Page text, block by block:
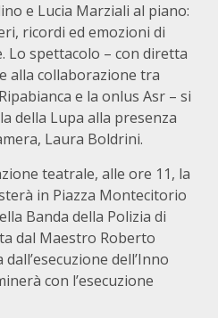
e Lucia Marziali al piano:
ricordi ed emozioni di
Lo spettacolo – con diretta
alla collaborazione tra
e la onlus Asr – si
della Lupa alla presenza
Laura Boldrini.
teatrale, alle ore 11, la
in Piazza Montecitorio
Banda della Polizia di
dal Maestro Roberto
dell’Inno
con l’esecuzione